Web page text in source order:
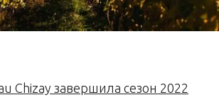
Chizay завершила сезон 2022